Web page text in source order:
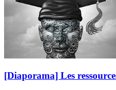
[Diaporama] Les